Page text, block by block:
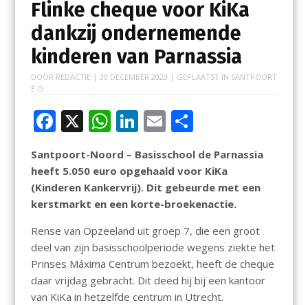
Flinke cheque voor KiKa
dankzij ondernemende
kinderen van Parnassia
DOOR REDACTIE | 30 DECEMBER 2023 | GEPLAATST IN SANTPOORT
E.O.
F
e
b
o
o
k
X W
h
at
s
A
p
p
Li
k
e
dI
n
E
m
ai
l
D
el
e
n
Santpoort-Noord – Basisschool de Parnassia
heeft 5.050 euro opgehaald voor KiKa
(Kinderen Kankervrij). Dit gebeurde met een
kerstmarkt en een korte-broekenactie.
Rense van Opzeeland uit groep 7, die een groot
deel van zijn basisschoolperiode wegens ziekte het
Prinses Máxima Centrum bezoekt, heeft de cheque
daar vrijdag gebracht. Dit deed hij bij een kantoor
van KiKa in hetzelfde centrum in Utrecht.